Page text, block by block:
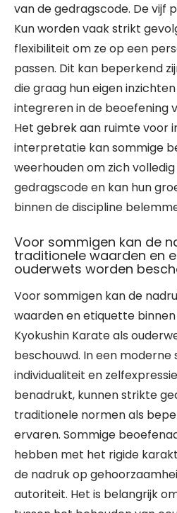
van de gedragscode. De vijf
Kun worden vaak strikt
flexibiliteit om ze op een
passen. Dit kan beperkend
die graag hun eigen
integreren in de beoefening
Het gebrek aan ruimte voor
interpretatie kan sommige
weerhouden om zich
gedragscode en kan hun
binnen de discipline
Voor sommigen kan de
traditionele waarden en
ouderwets worden
Voor sommigen kan de
waarden en etiquette binnen
Kyokushin Karate als
beschouwd. In een
individualiteit en
benadrukt, kunnen strikte
traditionele normen als
ervaren. Sommige
hebben met het rigide
de nadruk op
autoriteit. Het is belangrijk